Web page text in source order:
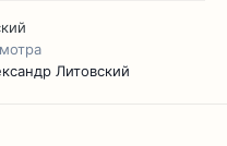
Литовский